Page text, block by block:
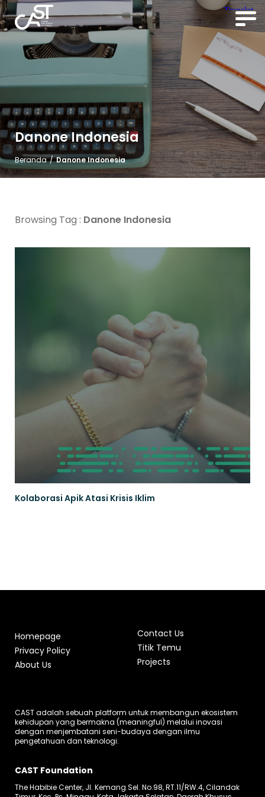
Danone Indonesia
Beranda / Danone Indonesia
Browsing Tag : Danone Indonesia
Kolaborasi Apik Atasi Krisis Iklim
Homepage
Privacy Policy
About Us
Contact Us
Titik Temu
Projects
CAST adalah sebuah platform untuk membangun ekosistem
kehidupan yang bermakna (meaningful) melalui inovasi
dengan menjembatani seni-budaya dengan ilmu
pengetahuan dan teknologi.
CAST Foundation
The Habibie Center, Jl. Kemang Sel. No.98, RT.11/RW.4, Cilandak